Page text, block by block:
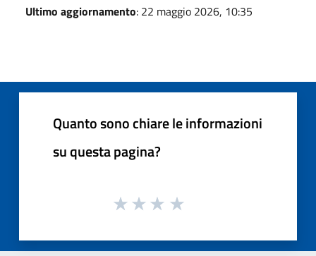
Ultimo aggiornamento: 22 maggio 2026, 10:35
Quanto sono chiare le informazioni
su questa pagina?